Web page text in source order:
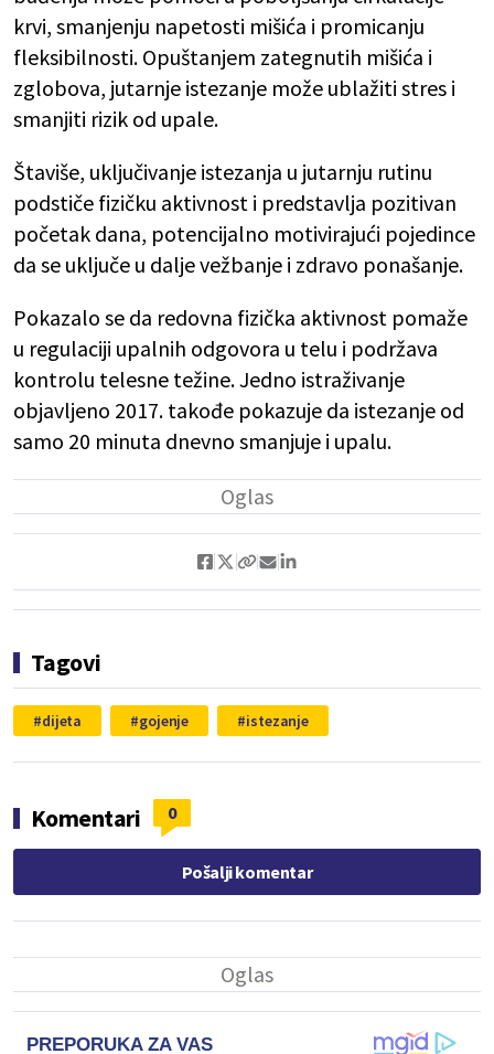
krvi, smanjenju napetosti mišića i promicanju
fleksibilnosti. Opuštanjem zategnutih mišića i
zglobova, jutarnje istezanje može ublažiti stres i
smanjiti rizik od upale.
Štaviše, uključivanje istezanja u jutarnju rutinu
podstiče fizičku aktivnost i predstavlja pozitivan
početak dana, potencijalno motivirajući pojedince
da se uključe u dalje vežbanje i zdravo ponašanje.
Pokazalo se da redovna fizička aktivnost pomaže
u regulaciji upalnih odgovora u telu i podržava
kontrolu telesne težine. Jedno istraživanje
objavljeno 2017. takođe pokazuje da istezanje od
samo 20 minuta dnevno smanjuje i upalu.
Tagovi
dijeta gojenje istezanje
Komentari 0
Pošalji komentar
PREPORUKA ZA VAS